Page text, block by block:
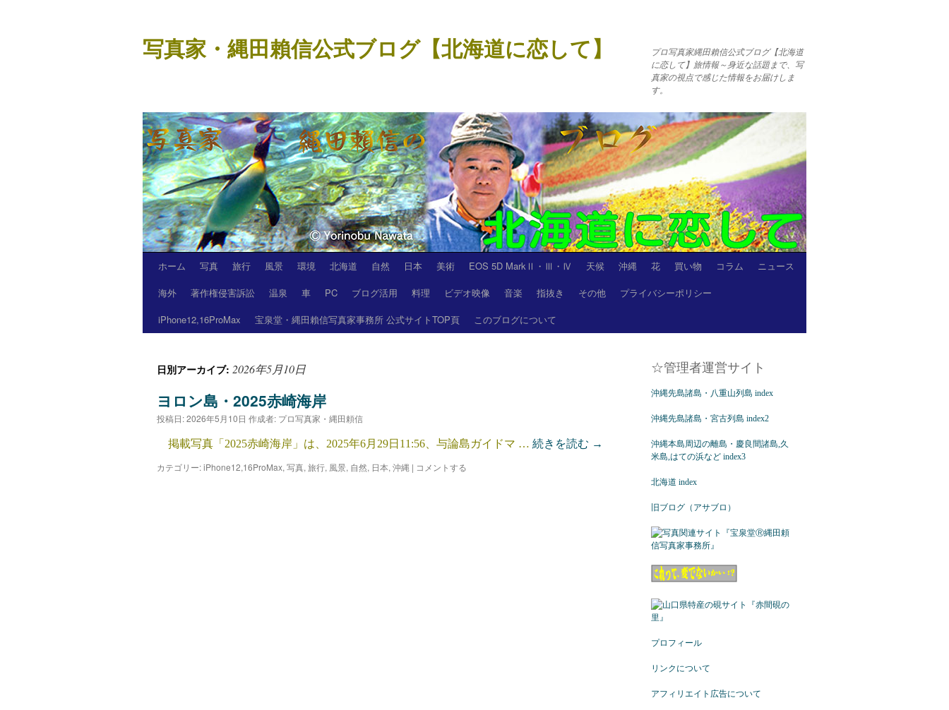
テ
ン
ッ
プ
写真家・縄田賴信公式ブログ【北海道に恋して】
プロ写真家縄田賴信公式ブログ【北海道
に恋して】旅情報～身近な話題まで、写
真家の視点で感じた情報をお届けしま
す。
ホーム 写真 旅行 風景 環境 北海道 自然 日本 美術 EOS 5D MarkⅡ・Ⅲ・Ⅳ 天候 沖縄 花 買い物 コラム
ニュース
海外
著作権侵害訴訟 温泉 車 PC ブログ活用 料理 ビデオ映像 音楽 指抜き その他
プライバシーポリシー
iPhone12,16ProMax
宝泉堂・縄田賴信写真家事務所 公式サイトTOP頁 このブログについて
日別アーカイブ: 2026年5月10日
ヨロン島・2025赤崎海岸
投稿日:2026年5月10日 作成者: プロ写真家・縄田頼信
掲載写真「2025赤崎海岸」は、2025年6月29日11:56、与論島ガイドマ … 続きを読む →
カテゴリー:iPhone12,16ProMax, 写真, 旅行, 風景, 自然, 日本, 沖縄 | コメントする
☆管理者運営サイト
沖縄先島諸島・八重山列島 index
沖縄先島諸島・宮古列島 index2
沖縄本島周辺の離島・慶良間諸島,久
米島,はての浜など index3
北海道 index
旧ブログ（アサブロ）
プロフィール
リンクについて
アフィリエイト広告について